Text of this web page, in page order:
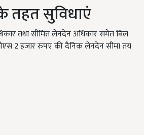
तहत सुविधाएं
तथा सीमित लेनदेन अधिकार समेत बिल
2 हजार रुपए की दैनिक लेनदेन सीमा तय